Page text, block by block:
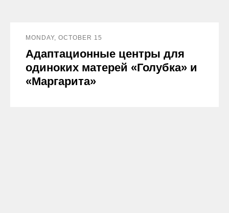
MONDAY, OCTOBER 15
Адаптационные центры для
одиноких матерей «Голубка» и
«Маргарита»